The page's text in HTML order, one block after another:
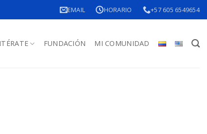
EMAIL HORARIO +57 605 6549654
FUNDACIÓN MI COMUNIDAD